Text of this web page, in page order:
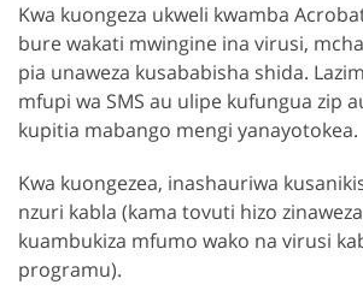
Kwa kuongeza ukweli kwamba
bure wakati mwingine ina virusi,
pia unaweza kusababisha shida.
mfupi wa SMS au ulipe kufungua zip
kupitia mabango mengi yanayotokea.
Kwa kuongezea, inashauriwa
nzuri kabla (kama tovuti hizo
kuambukiza mfumo wako na virusi
programu).